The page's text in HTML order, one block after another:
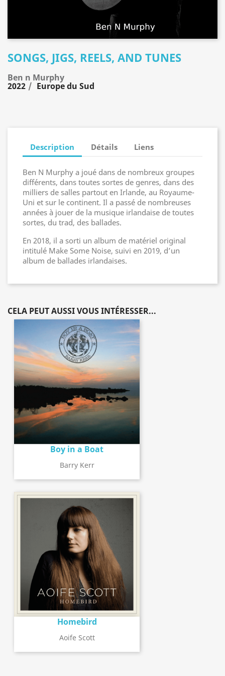
SONGS, JIGS, REELS, AND TUNES
Ben n Murphy
2022 Europe du Sud
Description Détails Liens
Ben N Murphy a joué dans de nombreux groupes
différents, dans toutes sortes de genres, dans des
milliers de salles partout en Irlande, au Royaume-
Uni et sur le continent. Il a passé de nombreuses
années à jouer de la musique irlandaise de toutes
sortes, du trad, des ballades.
En 2018, il a sorti un album de matériel original
intitulé Make Some Noise, suivi en 2019, d’un
album de ballades irlandaises.
CELA PEUT AUSSI VOUS INTÉRESSER...
Boy in a Boat
Barry Kerr
Homebird
Aoife Scott